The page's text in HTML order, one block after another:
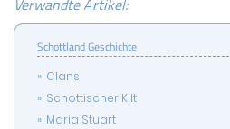
Verwandte Artikel:
Schottland Geschichte
Clans
Schottischer Kilt
Maria Stuart